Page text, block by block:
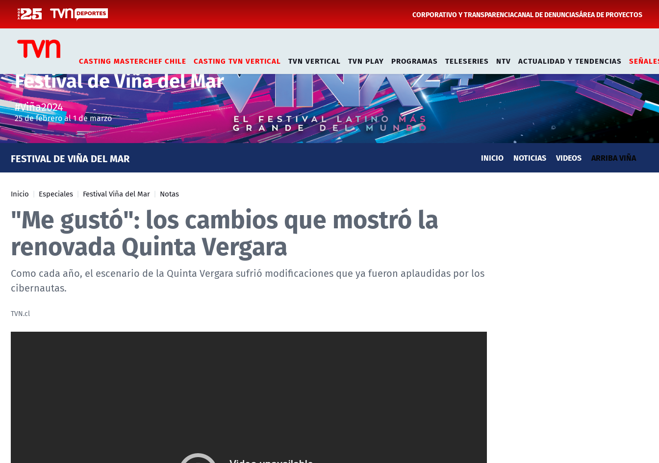
CORPORATIVO Y TRANSPARENCIACANAL DE DENUNCIASÁREA DE PROYECTOS
CASTING MASTERCHEF CHILE CASTING TVN VERTICAL TVN VERTICAL TVN PLAY PROGRAMAS TELESERIES NTV ACTUALIDAD Y TENDENCIAS
Festival de Viña del Mar
#Viña2024
25 de febrero al 1 de marzo
FESTIVAL DE VIÑA DEL MAR INICIO NOTICIAS VIDEOS ARRIBA VIÑA
Inicio Especiales Festival Viña del Mar Notas
"Me gustó": los cambios que mostró la
renovada Quinta Vergara
Como cada año, el escenario de la Quinta Vergara sufrió modificaciones que ya fueron aplaudidas por los
cibernautas.
TVN.cl